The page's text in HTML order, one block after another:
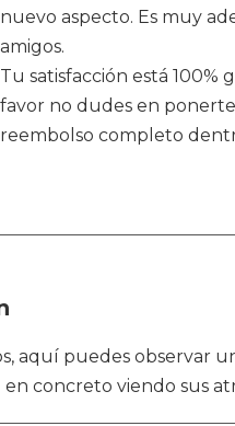
nuevo aspecto. Es muy
amigos.
Tu satisfacción está 100%
favor no dudes en
reembolso completo
aquí puedes observar
concreto viendo sus